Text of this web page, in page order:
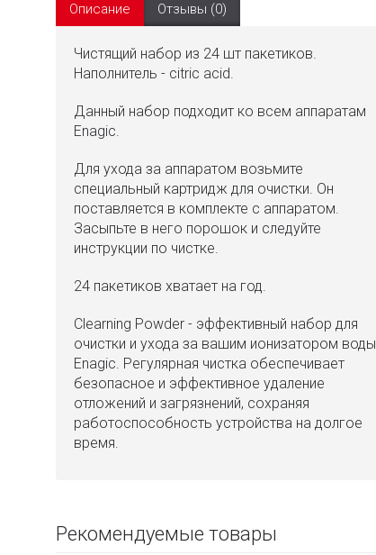
Описание Отзывы (0)
Чистящий набор из 24 шт пакетиков.
Наполнитель - citric acid.
Данный набор подходит ко всем аппаратам
Enagic.
Для ухода за аппаратом возьмите
специальный картридж для очистки. Он
поставляется в комплекте с аппаратом.
Засыпьте в него порошок и следуйте
инструкции по чистке.
24 пакетиков хватает на год.
Clearning Powder - эффективный набор для
очистки и ухода за вашим ионизатором воды
Enagic. Регулярная чистка обеспечивает
безопасное и эффективное удаление
отложений и загрязнений, сохраняя
работоспособность устройства на долгое
время.
Рекомендуемые товары